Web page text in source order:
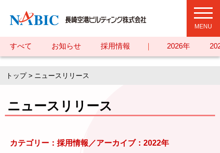
toggle
すべて お知らせ 採用情報 ｜ 2026年
トップ> ニュースリリース
ニュースリリース
カテゴリー：採用情報／アーカイブ：2022年